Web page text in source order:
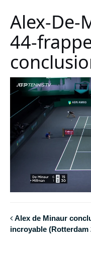
Alex-De-
44-
Alex de Minaur
incroyable (Rotterdam